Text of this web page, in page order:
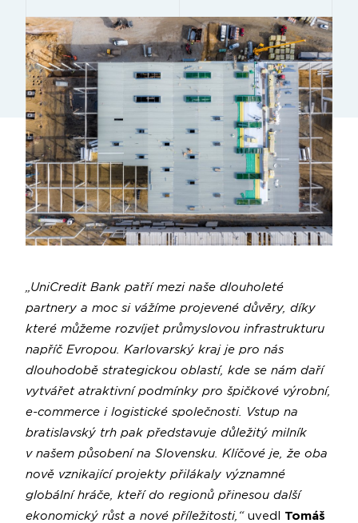
„UniCredit Bank patří mezi naše dlouholeté
partnery a moc si vážíme projevené důvěry, díky
které můžeme rozvíjet průmyslovou infrastrukturu
napříč Evropou. Karlovarský kraj je pro nás
dlouhodobě strategickou oblastí, kde se nám daří
vytvářet atraktivní podmínky pro špičkové výrobní,
e-commerce i logistické společnosti. Vstup na
bratislavský trh pak představuje důležitý milník
v našem působení na Slovensku. Klíčové je, že oba
nově vznikající projekty přilákaly významné
globální hráče, kteří do regionů přinesou další
ekonomický růst a nové příležitosti,“ uvedl Tomáš